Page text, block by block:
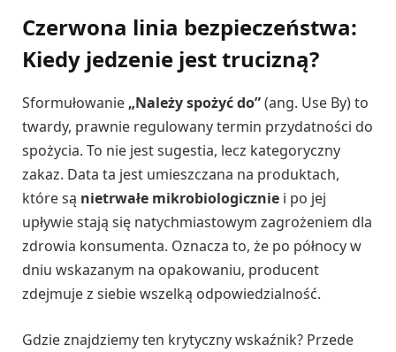
Czerwona linia bezpieczeństwa:
Kiedy jedzenie jest trucizną?
Sformułowanie „Należy spożyć do”(ang. Use By) to
twardy, prawnie regulowany termin przydatności do
spożycia. To nie jest sugestia, lecz kategoryczny
zakaz. Data ta jest umieszczana na produktach,
które są nietrwałe mikrobiologicznie i po jej
upływie stają się natychmiastowym zagrożeniem dla
zdrowia konsumenta. Oznacza to, że po północy w
dniu wskazanym na opakowaniu, producent
zdejmuje z siebie wszelką odpowiedzialność.
Gdzie znajdziemy ten krytyczny wskaźnik? Przede